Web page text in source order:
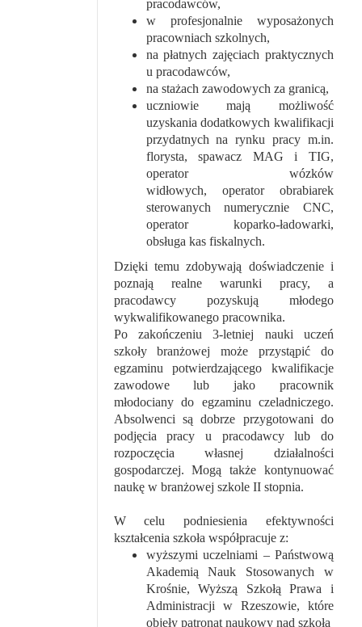
pracodawców,
w profesjonalnie wyposażonych
pracowniach szkolnych,
na płatnych zajęciach praktycznych
u pracodawców,
na stażach zawodowych za granicą,
uczniowie mają możliwość
uzyskania dodatkowych kwalifikacji
przydatnych na rynku pracy m.in.
florysta, spawacz MAG i TIG,
operator wózków
widłowych,
operator obrabiarek
sterowanych numerycznie CNC,
operator koparko-ładowarki,
obsługa kas fiskalnych.
Dzięki temu zdobywają doświadczenie i
poznają realne warunki pracy, a
pracodawcy pozyskują młodego
wykwalifikowanego pracownika.
Po zakończeniu 3-letniej nauki uczeń
szkoły branżowej może przystąpić do
egzaminu potwierdzającego kwalifikacje
zawodowe lub jako pracownik
młodociany do egzaminu czeladniczego.
Absolwenci są dobrze przygotowani do
podjęcia pracy u pracodawcy lub do
rozpoczęcia własnej działalności
gospodarczej. Mogą także kontynuować
naukę w branżowej szkole II stopnia.
W celu podniesienia efektywności
kształcenia szkoła współpracuje z:
wyższymi uczelniami – Państwową
Akademią Nauk Stosowanych w
Krośnie, Wyższą Szkołą Prawa i
Administracji w Rzeszowie, które
objęły patronat naukowy nad szkołą